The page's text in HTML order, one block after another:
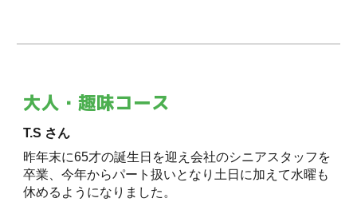
大人・趣味コース
T.S さん
昨年末に65才の誕生日を迎え会社のシニアスタッフを
卒業、今年からパート扱いとなり土日に加えて水曜も
休めるようになりました。